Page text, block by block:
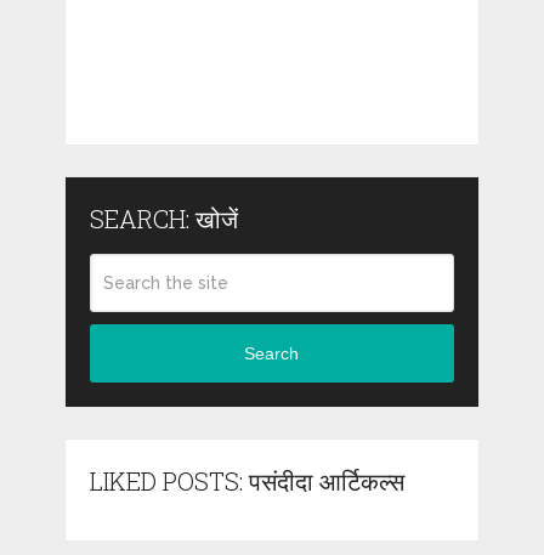
SEARCH: खोजें
Search
LIKED POSTS: पसंदीदा आर्टिकल्स